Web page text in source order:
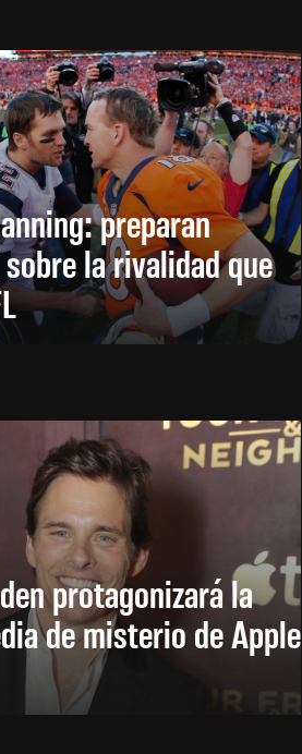
preparan
la rivalidad que
protagonizará la
de misterio de Apple